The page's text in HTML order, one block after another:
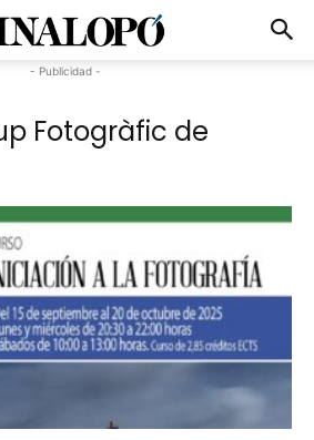
- Publicidad -
Fotogràfic de